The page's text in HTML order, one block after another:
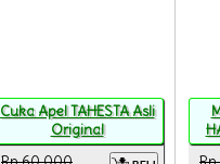
Cuka Apel TAHESTA Asli
Original